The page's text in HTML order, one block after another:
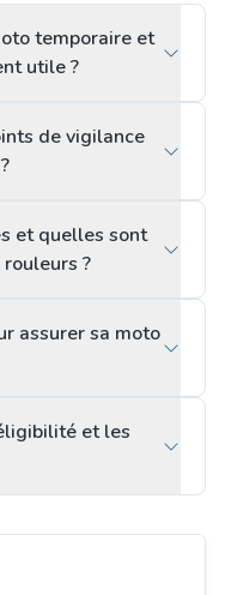
temporaire et
utile ?
de vigilance
et quelles sont
?
assurer sa moto
et les